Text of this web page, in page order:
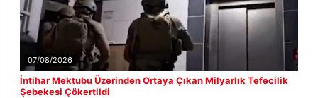
07/08/2026
İntihar Mektubu Üzerinden Ortaya Çıkan Milyarlık Tefecilik
Şebekesi Çökertildi